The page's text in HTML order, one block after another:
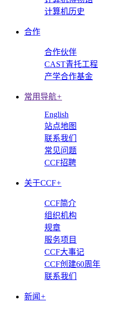
计算机历史
合作
合作伙伴
CAST青托工程
产学合作基金
常用导航+
English
站点地图
联系我们
常见问题
CCF招聘
关于CCF+
CCF简介
组织机构
规章
服务项目
CCF大事记
CCF创建60周年
联系我们
新闻 +